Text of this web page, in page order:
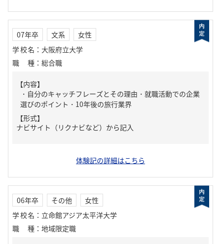
07年卒 文系
女性
学校名 ： 大阪府立大学
職種 ： 総合職
【内容】
・自分のキャッチフレーズとその理由・就職活動での企業
選びのポイント・10年後の旅行業界
【形式】
ナビサイト（リクナビなど）から記入
体験記の詳細はこちら
06年卒 その他
女性
学校名 ： 立命館アジア太平洋大学
職種 ： 地域限定職